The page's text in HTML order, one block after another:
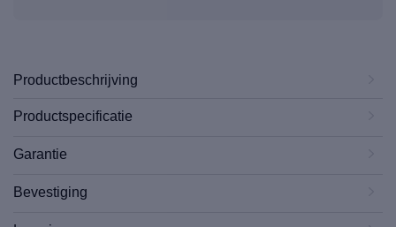
Productbeschrijving
Productspecificatie
Garantie
Bevestiging